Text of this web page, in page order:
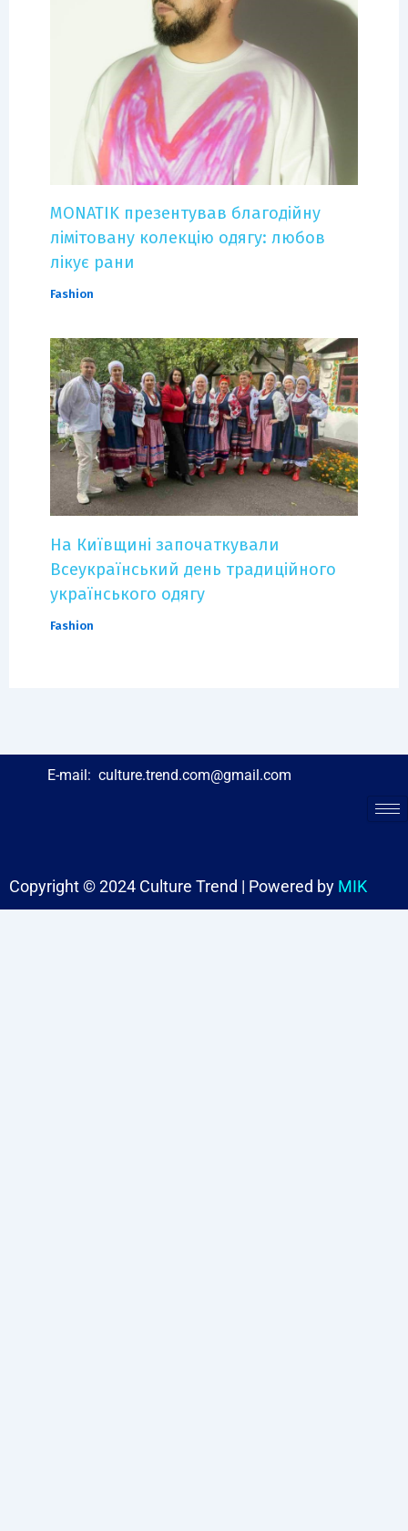
MONATIK презентував благодійну
лімітовану колекцію одягу: любов
лікує рани
Fashion
На Київщині започаткували
Всеукраїнський день традиційного
українського одягу
Fashion
E-mail: culture.trend.com@gmail.com
Copyright © 2024 Culture Trend | Powered by MIK